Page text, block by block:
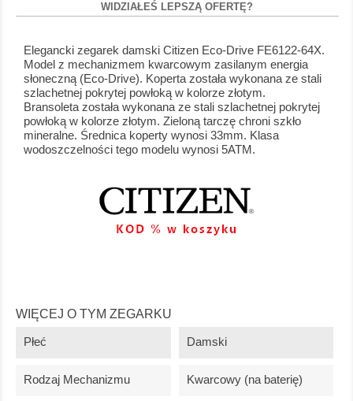
WIDZIAŁEŚ LEPSZĄ OFERTĘ?
Elegancki zegarek damski Citizen Eco-Drive FE6122-64X.
Model z mechanizmem kwarcowym zasilanym energia
słoneczną (Eco-Drive). Koperta została wykonana ze stali
szlachetnej pokrytej powłoką w kolorze złotym.
Bransoleta została wykonana ze stali szlachetnej pokrytej
powłoką w kolorze złotym. Zieloną tarczę chroni szkło
mineralne. Średnica koperty wynosi 33mm. Klasa
wodoszczelności tego modelu wynosi 5ATM.
WIĘCEJ O TYM ZEGARKU
Płeć Damski
Rodzaj Mechanizmu Kwarcowy (na baterię)